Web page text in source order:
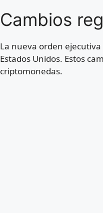
Cambios
La nueva orden
Estados Unidos. Estos
criptomonedas.